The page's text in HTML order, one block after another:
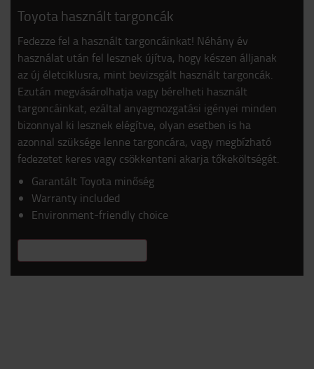
Toyota használt targoncák
Fedezze fel a használt targoncáinkat! Néhány év
használat után fel lesznek újítva, hogy készen álljanak
az új életciklusra, mint bevizsgált használt targoncák.
Ezután megvásárolhatja vagy bérelheti használt
targoncáinkat, ezáltal anyagmozgatási igényei minden
bizonnyal ki lesznek elégítve, olyan esetben is ha
azonnal szüksége lenne targoncára, vagy megbízható
fedezetet keres vagy csökkenteni akarja tőkeköltségét.
Garantált Toyota minőség
Warranty included
Environment-friendly choice